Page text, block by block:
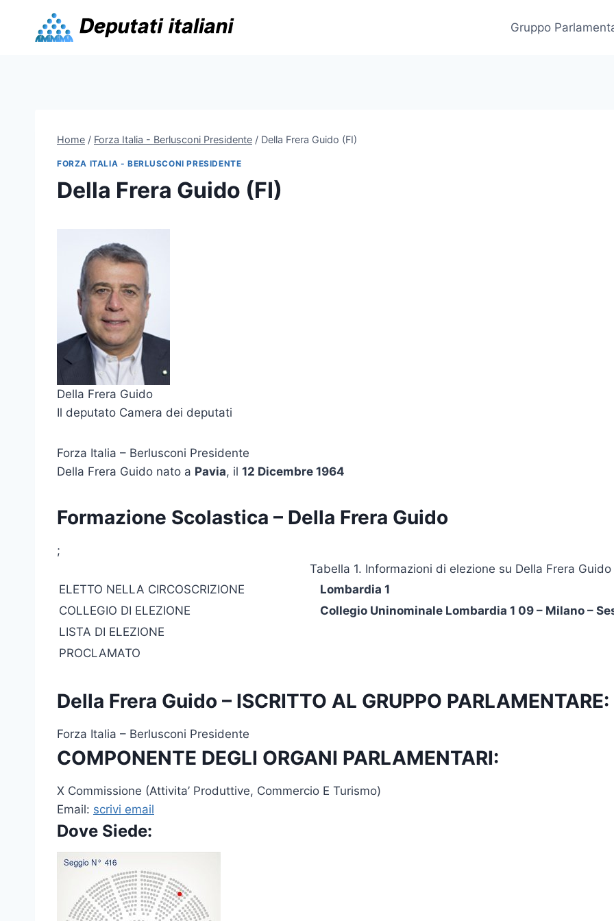
content
Gruppo
Home / Forza Italia - Berlusconi Presidente / Della Frera Guido (FI)
FORZA ITALIA - BERLUSCONI PRESIDENTE
Della Frera Guido (FI)
Della Frera Guido
Il deputato Camera dei deputati
Forza Italia – Berlusconi Presidente
Della Frera Guido nato a Pavia, il 12 Dicembre 1964
Formazione Scolastica – Della Frera Guido
;
Tabella 1. Informazioni di elezione su Della Frera Guido
ELETTO NELLA CIRCOSCRIZIONE
Lombardia 1
COLLEGIO DI ELEZIONE
Collegio Uninominale Lombardia 1 09 – Milano –
LISTA DI ELEZIONE
PROCLAMATO
Della Frera Guido – ISCRITTO AL GRUPPO PARLAMENTARE:
Forza Italia – Berlusconi Presidente
COMPONENTE DEGLI ORGANI PARLAMENTARI:
X Commissione (Attivita’ Produttive, Commercio E Turismo)
Email: scrivi email
Dove Siede: